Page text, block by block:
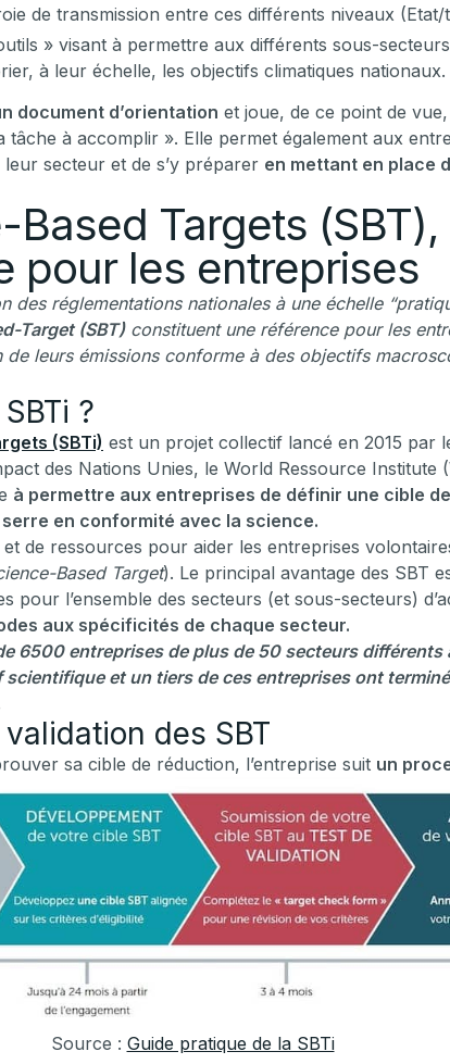
de transmission entre ces différents niveaux
» visant à permettre aux différents sous-
à leur échelle, les objectifs climatiques nationaux.
document d’orientation et joue, de ce point de
tâche à accomplir ». Elle permet également aux
secteur et de s’y préparer en mettant en place
Based Targets
pour les entreprises
des réglementations nationales à une échelle
Target (SBT)constituent une référence pour les
leurs émissions conforme à des objectifs
?
(SBTi) est un projet collectif lancé en 2015 par
des Nations Unies, le World Ressource Institute
à permettre aux entreprises de définir une cible
en conformité avec la science.
de ressources pour aider les entreprises
Based Target). Le principal avantage des SBT
pour l’ensemble des secteurs (et sous-secteurs)
aux spécificités de chaque secteur.
6500 entreprises de plus de 50 secteurs différents
et un tiers de ces entreprises ont
des SBT
sa cible de réduction, l’entreprise suit un
Source : Guide pratique de la SBTi